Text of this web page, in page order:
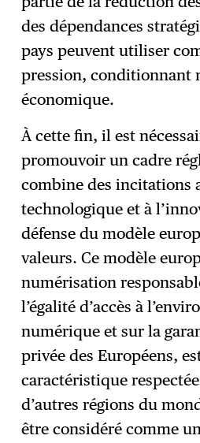
des dépendances
pays peuvent utiliser
pression, conditionnant
économique.
À cette fin, il est
promouvoir un cadre
combine des incitations
technologique et à
défense du modèle
valeurs. Ce modèle
numérisation
l’égalité d’accès à
numérique et sur la
privée des Européens,
caractéristique
d’autres régions du
être considéré comme